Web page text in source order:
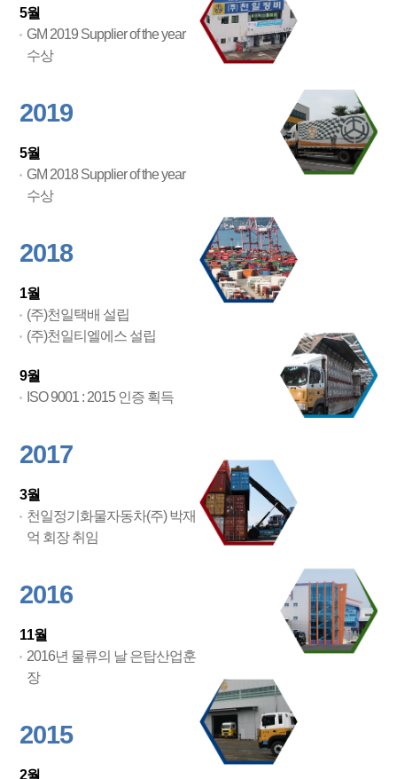
5월
GM 2019 Supplier of the year
수상
2019
5월
GM 2018 Supplier of the year
수상
2018
1월
(주)천일택배 설립
(주)천일티엘에스 설립
9월
ISO 9001 : 2015 인증 획득
2017
3월
천일정기화물자동차(주) 박재
억 회장 취임
2016
11월
2016년 물류의 날 은탑산업훈
장
2015
2월